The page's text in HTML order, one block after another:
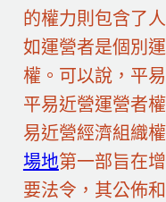
的權力則包含了
如運營者是個別
權。可以說，平
平易近營運營者
易近營經濟組織
場地第一部旨在
要法令，其公佈